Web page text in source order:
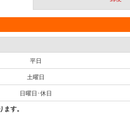
平日
土曜日
日曜日･休日
す。